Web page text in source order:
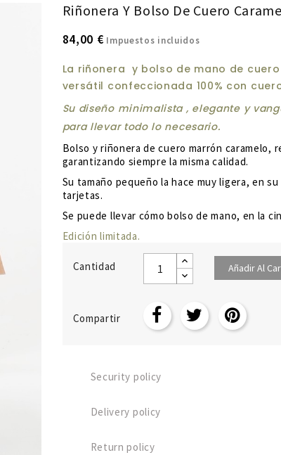
Riñonera Y Bolso De Cuero
84,00 € Impuestos incluidos
La riñonera y bolso de mano de cuero
versátil confeccionada 100% con
Su diseño minimalista , elegante y
para llevar todo lo necesario.
Bolso y riñonera de cuero marrón caramelo,
garantizando siempre la misma calidad.
Su tamaño pequeño la hace muy ligera, en
tarjetas.
Se puede llevar cómo bolso de mano, en la
Edición limitada.
Cantidad Añadir Al
Compartir
Security policy
Delivery policy
Return policy